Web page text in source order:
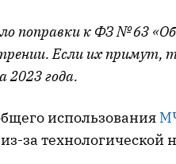
поправки к ФЗ № 63
Если их примут,
2023 года.
использования
из-за технологической